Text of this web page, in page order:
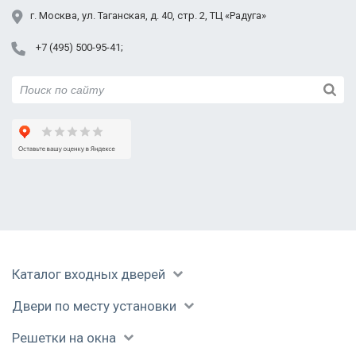
Юбилейный
показали, как перекодировать замок, если
г. Москва, ул. Таганская, д. 40, стр. 2, ТЦ «Радуга»
+7 (495) 500-95-41
Каталог входных дверей
Двери по месту установки
Решетки на окна